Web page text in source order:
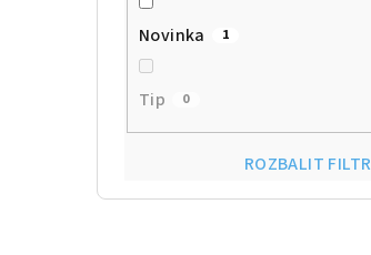
Novinka 1
Tip 0
ROZBALIT FILTR